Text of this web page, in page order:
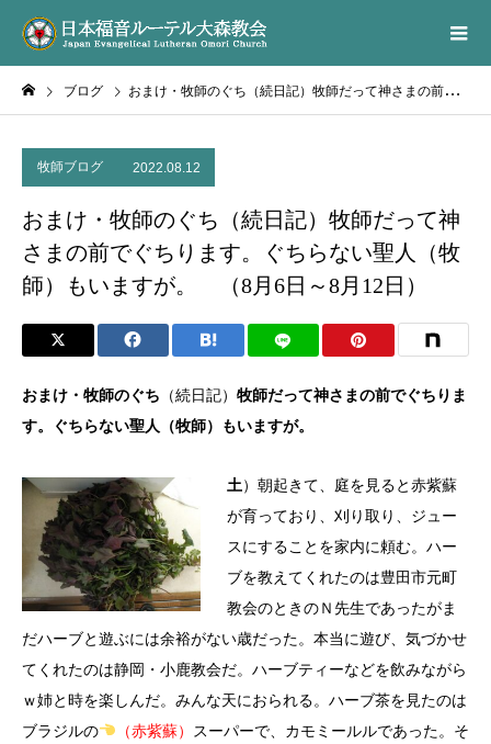
ブログ おまけ・牧師のぐち（続日記）牧師だって神さまの前でぐちります。ぐちらない聖人（牧師）もいますが。 （8月6日～8月12日）
牧師ブログ 2022.08.12
おまけ・牧師のぐち（続日記）牧師だって神
さまの前でぐちります。ぐちらない聖人（牧
師）もいますが。 （8月6日～8月12日）
おまけ・牧師のぐち （続日記） 牧師だって神さまの前でぐちりま
す。ぐちらない聖人（牧師）もいますが。
土）朝起きて、庭を見ると赤紫蘇
が育っており、刈り取り、ジュー
スにすることを家内に頼む。ハー
ブを教えてくれたのは豊田市元町
教会のときのＮ先生であったがま
だハーブと遊ぶには余裕がない歳だった。本当に遊び、気づかせ
てくれたのは静岡・小鹿教会だ。ハーブティーなどを飲みながら
ｗ姉と時を楽しんだ。みんな天におられる。ハーブ茶を見たのは
ブラジルの
（赤紫蘇） スーパーで、カモミールルであった。そ